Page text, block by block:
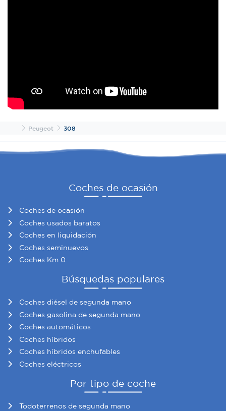
InicioPeugeot 308
Coches de ocasión
Coches de ocasión
Coches usados baratos
Coches en liquidación
Coches seminuevos
Coches Km 0
Búsquedas populares
Coches diésel de segunda mano
Coches gasolina de segunda mano
Coches automáticos
Coches híbridos
Coches híbridos enchufables
Coches eléctricos
Por tipo de coche
Todoterrenos de segunda mano